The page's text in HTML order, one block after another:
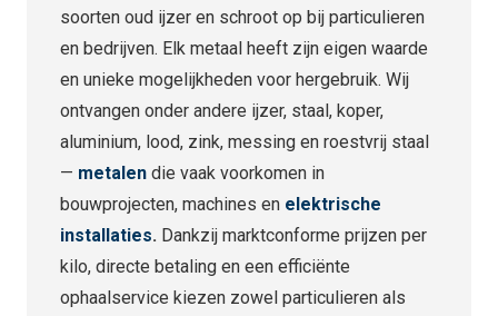
soorten oud ijzer en schroot op bij particulieren
en bedrijven. Elk metaal heeft zijn eigen waarde
en unieke mogelijkheden voor hergebruik. Wij
ontvangen onder andere ijzer, staal, koper,
aluminium, lood, zink, messing en roestvrij staal
— metalen die vaak voorkomen in
bouwprojecten, machines en elektrische
installaties. Dankzij marktconforme prijzen per
kilo, directe betaling en een efficiënte
ophaalservice kiezen zowel particulieren als